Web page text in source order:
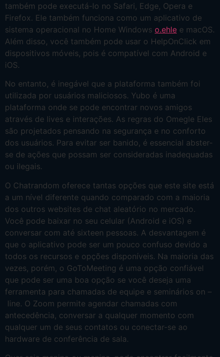
também pode executá-lo no Safari, Edge, Opera e
Firefox. Ele também funciona como um aplicativo de
sistema operacional no Home Windows o.ehle e macOS.
Além disso, você também pode usar o HelpOnClick em
dispositivos móveis, pois é compatível com Android e
iOS.
No entanto, é inegável que a plataforma também foi
utilizada por usuários maliciosos. Yubo é uma
plataforma onde se pode encontrar novos amigos
através de lives e interações. As regras do Omegle Eles
são projetados pensando na segurança e no conforto
dos usuários. Para ⁢evitar‍ ser banido, é essencial abster-
se de ações que ⁤possam ser consideradas inadequadas
ou‍ ilegais.
O Chatrandom oferece tantas opções que este site está
a um nível diferente quando comparado com a maioria
dos outros websites de chat aleatório no mercado.
Você pode baixar no seu celular (Android e iOS) e
conversar com até sixteen pessoas. A desvantagem é
que o aplicativo pode ser um pouco confuso devido a
todos os recursos e opções disponíveis. Na maioria das
vezes, porém, o GoToMeeting é uma opção confiável
que pode ser uma boa opção se você deseja uma
ferramenta para chamadas de equipe e seminários on –
line. O Zoom permite agendar chamadas com
antecedência, conversar a qualquer momento com
qualquer um de seus contatos ou conectar-se ao
hardware de conferência de sala.